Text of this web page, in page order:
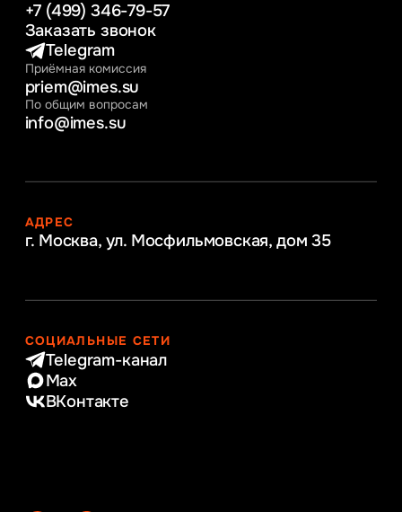
+7 (499) 346-79-57
Заказать звонок
Telegram
Приёмная комиссия
priem@imes.su
По общим вопросам
info@imes.su
АДРЕС
г. Москва, ул. Мосфильмовская, дом 35
СОЦИАЛЬНЫЕ СЕТИ
Telegram-канал
Max
ВКонтакте